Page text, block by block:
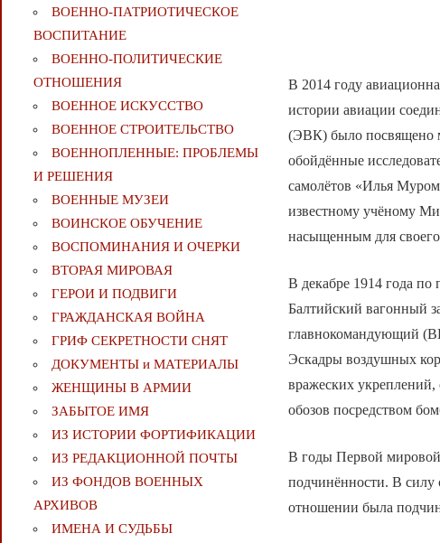
В 2014 году
истории авиации
(ЭВК) было посвящено
обойдённые
самолётов «Илья
известному учёному
насыщенным для
В декабре 1914 года по
Балтийский вагонный
главнокомандующий
Эскадры воздушных
вражеских
обозов посредством
В годы Первой
подчинённости. В силу
отношении была
ВОЕННО-ПАТРИОТИЧЕСКОЕ
ВОСПИТАНИЕ
ВОЕННО-ПОЛИТИЧЕСКИE
ОТНОШЕНИЯ
ВОЕННОЕ ИСКУССТВО
ВОЕННОЕ СТРОИТЕЛЬСТВО
ВОЕННОПЛЕННЫЕ: ПРОБЛЕМЫ
И РЕШЕНИЯ
ВОЕННЫЕ МУЗЕИ
ВОИНСКОЕ ОБУЧЕНИЕ
ВОСПОМИНАНИЯ И ОЧЕРКИ
ВТОРАЯ МИРОВАЯ
ГЕРОИ И ПОДВИГИ
ГРАЖДАНСКАЯ ВОЙНА
ГРИФ СЕКРЕТНОСТИ СНЯТ
ДОКУМЕНТЫ и МАТЕРИАЛЫ
ЖЕНЩИНЫ В АРМИИ
ЗАБЫТОЕ ИМЯ
ИЗ ИСТОРИИ ФОРТИФИКАЦИИ
ИЗ РЕДАКЦИОННОЙ ПОЧТЫ
ИЗ ФОНДОВ ВОЕННЫХ
АРХИВОВ
ИМЕНА И СУДЬБЫ